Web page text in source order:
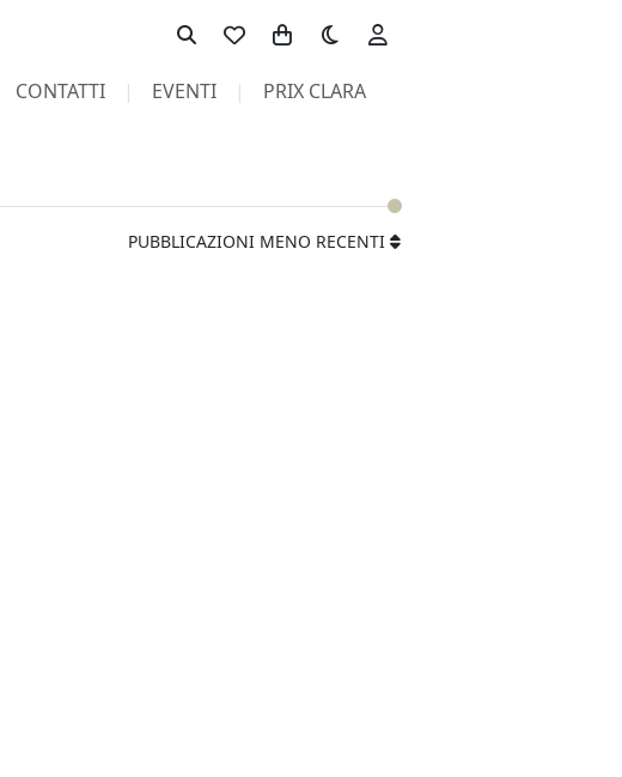
Toggle theme
CONTATTI EVENTI PRIX CLARA
PUBBLICAZIONI MENO RECENTI